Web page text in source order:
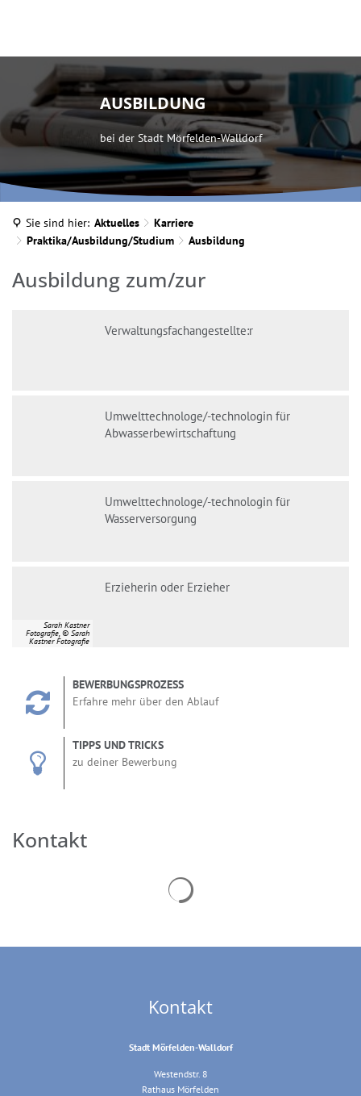
INA MARTELLA, © IM
AUSBILDUNG
bei der Stadt Mörfelden-Walldorf
Sie sind hier: Aktuelles
Karriere
Praktika/Ausbildung/Studium
Ausbildung
Ausbildung
Ausbildung zum/zur
Verwaltungsfachangestellte:r
Umwelttechnologe/-technologin für
Abwasserbewirtschaftung
Umwelttechnologe/-technologin für
Wasserversorgung
Sarah Kastner
Fotografie, © Sarah
Kastner Fotografie
Erzieherin oder Erzieher
BEWERBUNGSPROZESS
Erfahre mehr über den Ablauf
TIPPS UND TRICKS
zu deiner Bewerbung
Kontakt
Kontakt
Stadt Mörfelden-Walldorf
Westendstr. 8
Rathaus Mörfelden